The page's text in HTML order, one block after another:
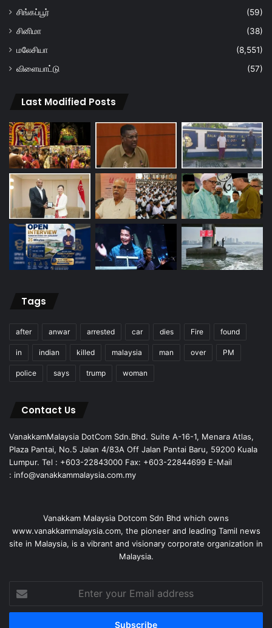
சிங்கப்பூர்
(59)
சினிமா
(38)
மலேசியா
(8,551)
விளையாட்டு
(57)
Last Modified Posts
Tags
after anwar arrested car dies Fire found
in indian killed malaysia man over PM
police says trump woman
Contact Us
VanakkamMalaysia DotCom Sdn.Bhd. Suite A-16-1, Menara Atlas,
Plaza Pantai, No.5 Jalan 4/83A Off Jalan Pantai Baru, 59200 Kuala
Lumpur. Tel : +603-22843000 Fax: +603-22844699 E-Mail
: info@vanakkammalaysia.com.my
Vanakkam Malaysia Dotcom Sdn Bhd which owns
www.vanakkammalaysia.com, the pioneer and leading Tamil news
site in Malaysia, is a vibrant and visionary corporate organization in
Malaysia.
your
Email